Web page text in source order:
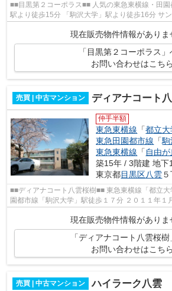
■■目黒第２コーポラス■■ 人気の東急東横線・田園都市線利用 「都立大学」
駅より徒歩15分 「駒沢大学」駅より徒歩16分 サンクスネイチャーバスの利
現在販売物件情報がありま
「目黒第２コーポラス
お問い合わせはこちら
売買 | 中古マンション ディアナコート
仲手半額
東急東横線 「都立大
東急田園都市線 「駒
東急東横線 「 自由が
築15年 / 3階建 地下
東京都目黒区八雲
■■ディアナコート八雲桜樹■■ 東急東横線「都立大学」駅徒歩１４分 東急田
園都市線「駒沢大学」駅徒歩１７分 ２０１１年１月完成 総戸数３４戸 目黒
現在販売物件情報がありま
「ディアナコート八雲桜
お問い合わせはこちら
売買 | 中古マンション ハイラーク八雲